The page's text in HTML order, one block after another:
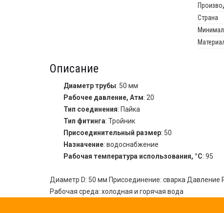
Страна
Описание
Диаметр трубы: 50 мм
Рабочее давление, Атм: 20
Тип соединения: Пайка
Тип фитинга: Тройник
Присоединительный размер: 50
Назначение: водоснабжение
Рабочая температура использования, °С: 95
Диаметр D: 50 мм Присоединение: сварка Давление
Рабочая среда: холодная и горячая вода